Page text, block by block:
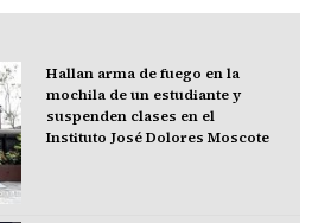
Hallan arma de fuego en la
mochila de un estudiante y
suspenden clases en el
Instituto José Dolores Moscote